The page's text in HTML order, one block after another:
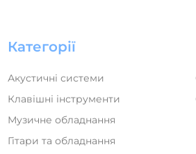
Категорії
Акустичні системи
Клавішні інструменти
Музичне обладнання
Гітари та обладнання